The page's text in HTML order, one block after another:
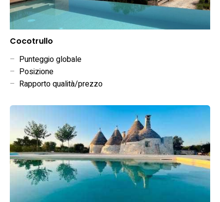
Cocotrullo
– Punteggio globale
– Posizione
– Rapporto qualità/prezzo